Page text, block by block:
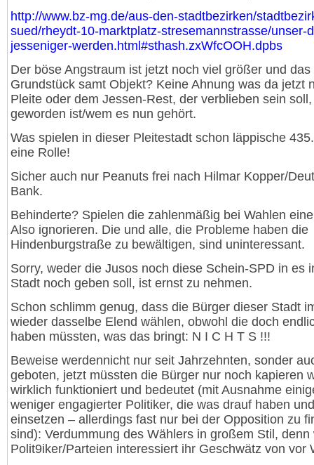
http://www.bz-mg.de/aus-den-stadtbezirken/
sued/rheydt-10-marktplatz-stresemannstrasse/unser-
jesseniger-werden.html#sthash.zxWfcOOH.dpbs
Der böse Angstraum ist jetzt noch viel größer und das
Grundstück samt Objekt? Keine Ahnung was da jetzt
Pleite oder dem Jessen-Rest, der verblieben sein
geworden ist/wem es nun gehört.
Was spielen in dieser Pleitestadt schon läppische
eine Rolle!
Sicher auch nur Peanuts frei nach Hilmar Kopper/
Bank.
Behinderte? Spielen die zahlenmäßig bei Wahlen
Also ignorieren. Die und alle, die Probleme haben die
Hindenburgstraße zu bewältigen, sind uninteressant.
Sorry, weder die Jusos noch diese Schein-SPD in es
Stadt noch geben soll, ist ernst zu nehmen.
Schon schlimm genug, dass die Bürger dieser Stadt
wieder dasselbe Elend wählen, obwohl die doch
haben müssten, was das bringt: N I C H T S !!!
Beweise werdennicht nur seit Jahrzehnten, sonder
geboten, jetzt müssten die Bürger nur noch kapieren
wirklich funktioniert und bedeutet (mit Ausnahme
weniger engagierter Politiker, die was drauf haben
einsetzen – allerdings fast nur bei der Opposition zu
sind): Verdummung des Wählers in großem Stil, denn
Polit9iker/Parteien interessiert ihr Geschwätz von vor